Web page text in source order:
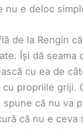
nu e deloc
de la Rengin
Își dă seama
cu ea de
propriile griji.
spune că nu va
că nu e ceva